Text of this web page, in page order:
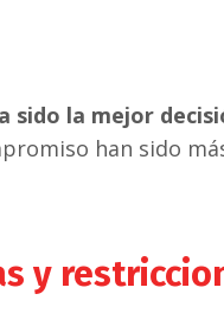
sido la mejor
han sido
y